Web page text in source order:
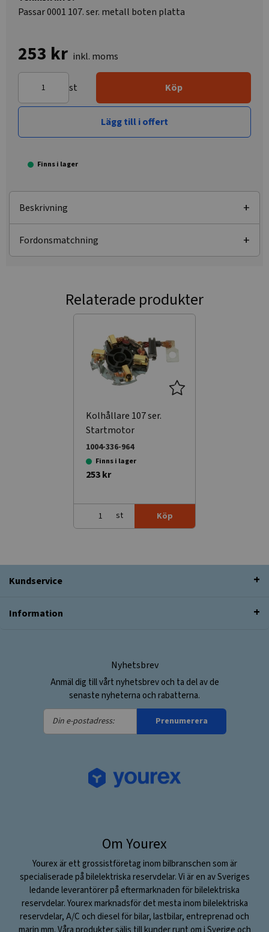
Passar 0001 107. ser. metall boten platta
253 kr inkl. moms
st Köp
Lägg till i offert
Finns i lager
Beskrivning
Fordonsmatchning
Relaterade produkter
Kolhållare 107 ser.
Startmotor
1004-336-964
Finns i lager
253 kr
st Köp
Kundservice
Information
Nyhetsbrev
Anmäl dig till vårt nyhetsbrev och ta del av de
senaste nyheterna och rabatterna.
Din
e-
Prenumerera
Om Yourex
Yourex är ett grossistföretag inom bilbranschen som är
specialiserade på bilelektriska reservdelar. Vi är en av Sveriges
ledande leverantörer på eftermarknaden för bilelektriska
reservdelar. Yourex marknadsför det mesta inom bilelektriska
reservdelar, A/C och diesel för bilar, lastbilar, entreprenad och